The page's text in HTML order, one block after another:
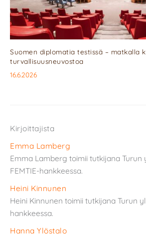
Suomen diplomatia testissä – matkalla
turvallisuusneuvostoa
16.6.2026
Kirjoittajista
Emma Lamberg
Emma Lamberg toimii tutkijana Turun
FEMTIE-hankkeessa.
Heini Kinnunen
Heini Kinnunen toimii tutkijana Turun
hankkeessa.
Hanna Ylöstalo